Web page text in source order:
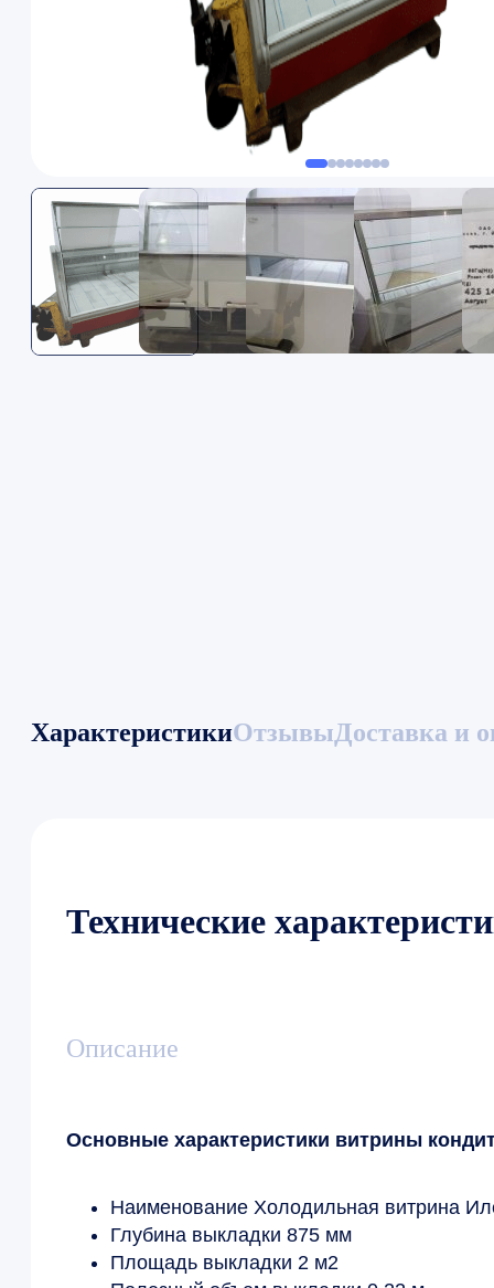
ХарактеристикиОтзывыДоставка и
Технические
Описание
Основные характеристики витрины
Наименование Холодильная витрина
Глубина выкладки 875 мм
Площадь выкладки 2 м2